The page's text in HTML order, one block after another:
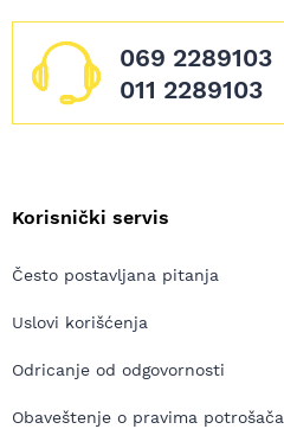
069 2289103
011 2289103
Korisnički servis
Često postavljana pitanja
Uslovi korišćenja
Odricanje od odgovornosti
Obaveštenje o pravima potrošača